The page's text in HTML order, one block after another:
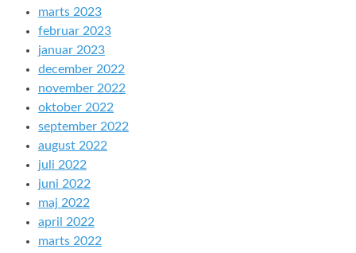
marts 2023
februar 2023
januar 2023
december 2022
november 2022
oktober 2022
september 2022
august 2022
juli 2022
juni 2022
maj 2022
april 2022
marts 2022